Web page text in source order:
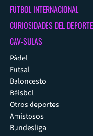
FÚTBOL INTERNACIONAL
CURIOSIDADES DEL DEPORTE
CAV-SULAS
Pádel
Futsal
Baloncesto
Béisbol
Otros deportes
Amistosos
Bundesliga